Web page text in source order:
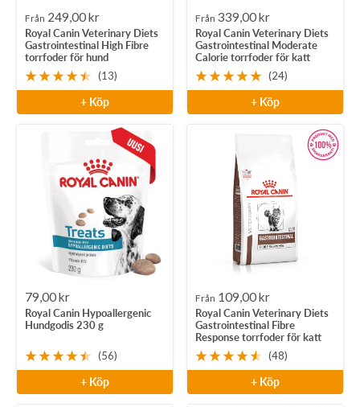
Rea-
pris
Från 249,00 kr
Royal Canin Veterinary Diets
Gastrointestinal High Fibre
torrfoder för hund
(13)
+ Köp
Rea-
pris
Från 339,00 kr
Royal Canin Veterinary Diets
Gastrointestinal Moderate
Calorie torrfoder för katt
(24)
+ Köp
Rea-
pris
79,00 kr
Royal Canin Hypoallergenic
Hundgodis 230 g
(56)
+ Köp
Rea-
pris
Från 109,00 kr
Royal Canin Veterinary Diets
Gastrointestinal Fibre
Response torrfoder för katt
(48)
+ Köp